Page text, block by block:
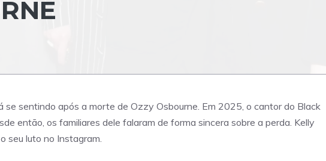
se sentindo após a morte de Ozzy Osbourne. Em 2025, o cantor do Black
então, os familiares dele falaram de forma sincera sobre a perda. Kelly
seu luto no Instagram.